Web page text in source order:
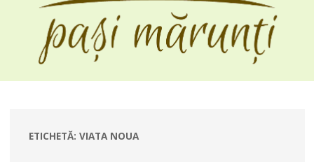
ETICHETĂ: VIATA NOUA